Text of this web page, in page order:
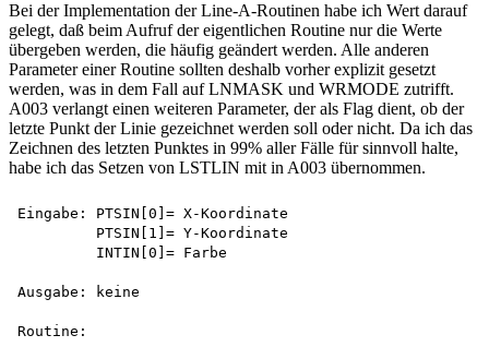
Bei der Implementation der Line-A-Routinen habe ich Wert darauf
gelegt, daß beim Aufruf der eigentlichen Routine nur die Werte
übergeben werden, die häufig geändert werden. Alle anderen
Parameter einer Routine sollten deshalb vorher explizit gesetzt
werden, was in dem Fall auf LNMASK und WRMODE zutrifft.
A003 verlangt einen weiteren Parameter, der als Flag dient, ob der
letzte Punkt der Linie gezeichnet werden soll oder nicht. Da ich das
Zeichnen des letzten Punktes in 99% aller Fälle für sinnvoll halte,
habe ich das Setzen von LSTLIN mit in A003 übernommen.
Eingabe: PTSIN[0]= X-Koordinate
         PTSIN[1]= Y-Koordinate
         INTIN[0]= Farbe
Ausgabe: keine
Routine: